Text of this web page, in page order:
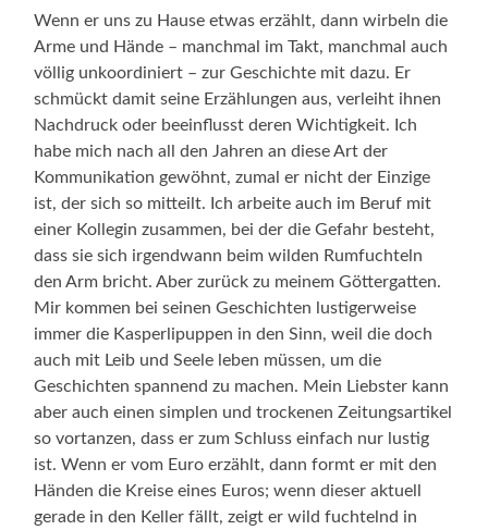
Wenn er uns zu Hause etwas erzählt, dann wirbeln die
Arme und Hände – manchmal im Takt, manchmal auch
völlig unkoordiniert – zur Geschichte mit dazu. Er
schmückt damit seine Erzählungen aus, verleiht ihnen
Nachdruck oder beeinflusst deren Wichtigkeit. Ich
habe mich nach all den Jahren an diese Art der
Kommunikation gewöhnt, zumal er nicht der Einzige
ist, der sich so mitteilt. Ich arbeite auch im Beruf mit
einer Kollegin zusammen, bei der die Gefahr besteht,
dass sie sich irgendwann beim wilden Rumfuchteln
den Arm bricht. Aber zurück zu meinem Göttergatten.
Mir kommen bei seinen Geschichten lustigerweise
immer die Kasperlipuppen in den Sinn, weil die doch
auch mit Leib und Seele leben müssen, um die
Geschichten spannend zu machen. Mein Liebster kann
aber auch einen simplen und trockenen Zeitungsartikel
so vortanzen, dass er zum Schluss einfach nur lustig
ist. Wenn er vom Euro erzählt, dann formt er mit den
Händen die Kreise eines Euros; wenn dieser aktuell
gerade in den Keller fällt, zeigt er wild fuchtelnd in